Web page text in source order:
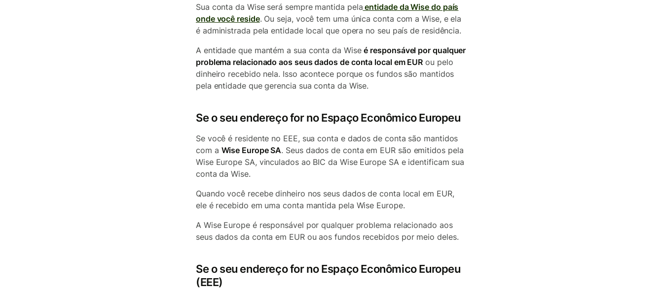
Sua conta da Wise será sempre mantida pela entidade da Wise do país
onde você reside. Ou seja, você tem uma única conta com a Wise, e ela
é administrada pela entidade local que opera no seu país de residência.
A entidade que mantém a sua conta da Wiseé responsável por qualquer
problema relacionado aos seus dados de conta local em EUR ou pelo
dinheiro recebido nela. Isso acontece porque os fundos são mantidos
pela entidade que gerencia sua conta da Wise.
Se o seu endereço for no Espaço Econômico Europeu
Se você é residente no EEE, sua conta e dados de conta são mantidos
com a Wise Europe SA. Seus dados de conta em EUR são emitidos pela
Wise Europe SA, vinculados ao BIC da Wise Europe SA e identificam sua
conta da Wise.
Quando você recebe dinheiro nos seus dados de conta local em EUR,
ele é recebido em uma conta mantida pela Wise Europe.
A Wise Europe é responsável por qualquer problema relacionado aos
seus dados da conta em EUR ou aos fundos recebidos por meio deles.
Se o seu endereço for no Espaço Econômico Europeu
(EEE)